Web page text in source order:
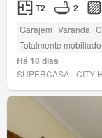
T2 2
Garajem Varanda
Totalmente mobiliado
Há 18 dias
SUPERCASA - CITY